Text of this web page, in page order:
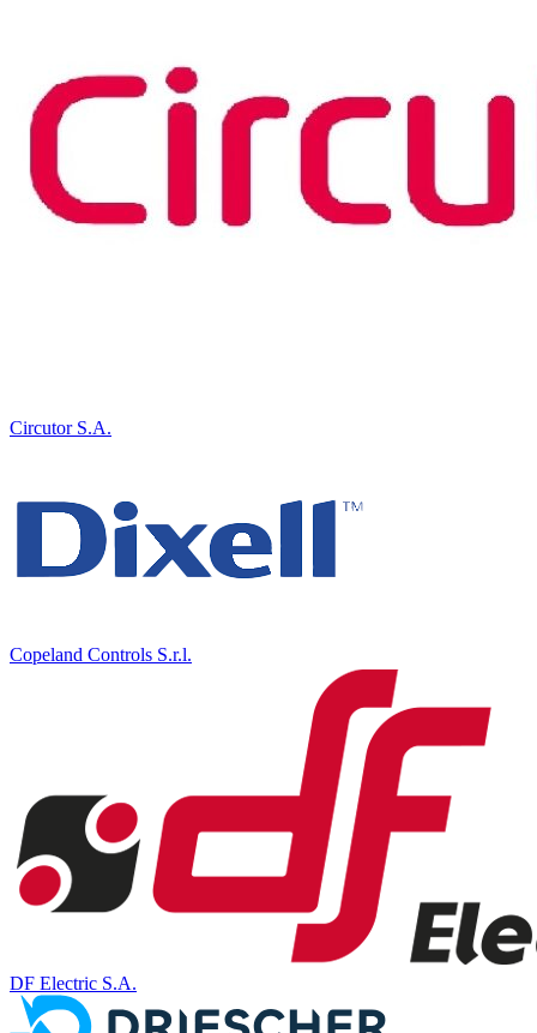
Circutor S.A.
Copeland Controls S.r.l.
DF Electric S.A.